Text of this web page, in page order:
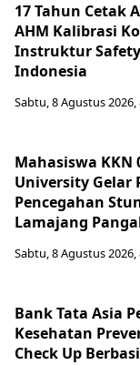
17 Tahun Cetak
AHM Kalibrasi
Instruktur
Indonesia
Sabtu, 8 Agustus 2026,
Mahasiswa KKN
University Gelar
Pencegahan
Lamajang
Sabtu, 8 Agustus 2026,
Bank Tata Asia
Kesehatan
Check Up